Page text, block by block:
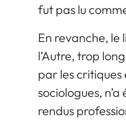
fut pas lu
En revanche, le
l’Autre, trop
par les
sociologues,
rendus